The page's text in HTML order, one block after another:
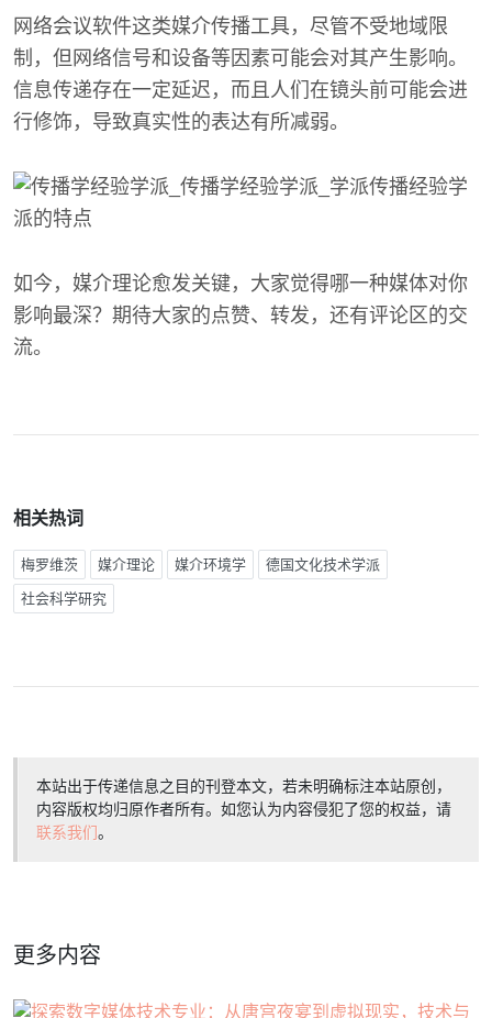
网络会议软件这类媒介传播工具，尽管不受地域限
制，但网络信号和设备等因素可能会对其产生影响。
信息传递存在一定延迟，而且人们在镜头前可能会进
行修饰，导致真实性的表达有所减弱。
如今，媒介理论愈发关键，大家觉得哪一种媒体对你
影响最深？期待大家的点赞、转发，还有评论区的交
流。
相关热词
梅罗维茨 媒介理论 媒介环境学 德国文化技术学派
社会科学研究
本站出于传递信息之目的刊登本文，若未明确标注本站原创，
内容版权均归原作者所有。如您认为内容侵犯了您的权益，请
联系我们。
更多内容